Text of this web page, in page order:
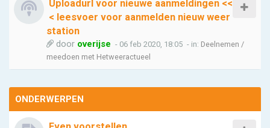
Uploadurl voor nieuwe aanmeldingen <<
< leesvoer voor aanmelden nieuw weer
station
door overijse - 06 feb 2020, 18:05 - in: Deelnemen /
meedoen met Hetweeractueel
ONDERWERPEN